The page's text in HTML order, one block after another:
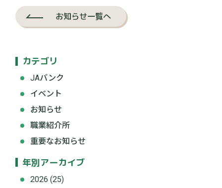
お知らせ一覧へ
カテゴリ
JAバンク
イベント
お知らせ
職業紹介所
重要なお知らせ
年別アーカイブ
2026 (25)